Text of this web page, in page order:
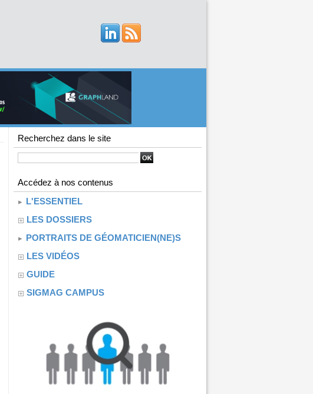
Recherchez dans le site
Accédez à nos contenus
L'ESSENTIEL
LES DOSSIERS
PORTRAITS DE GÉOMATICIEN(NE)S
LES VIDÉOS
GUIDE
SIGMAG CAMPUS